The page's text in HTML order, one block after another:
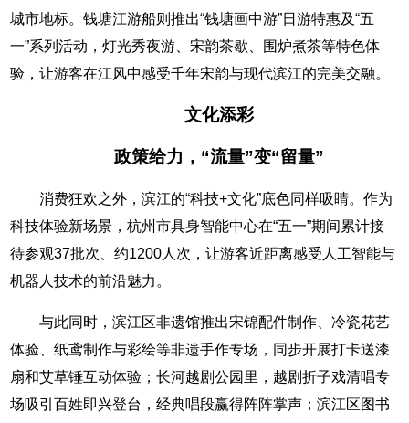
城市地标。钱塘江游船则推出“钱塘画中游”日游特惠及“五
一”系列活动，灯光秀夜游、宋韵茶歇、围炉煮茶等特色体
验，让游客在江风中感受千年宋韵与现代滨江的完美交融。
文化添彩
政策给力，“流量”变“留量”
消费狂欢之外，滨江的“科技+文化”底色同样吸睛。作为
科技体验新场景，杭州市具身智能中心在“五一”期间累计接
待参观37批次、约1200人次，让游客近距离感受人工智能与
机器人技术的前沿魅力。
与此同时，滨江区非遗馆推出宋锦配件制作、冷瓷花艺
体验、纸鸢制作与彩绘等非遗手作专场，同步开展打卡送漆
扇和艾草锤互动体验；长河越剧公园里，越剧折子戏清唱专
场吸引百姓即兴登台，经典唱段赢得阵阵掌声；滨江区图书